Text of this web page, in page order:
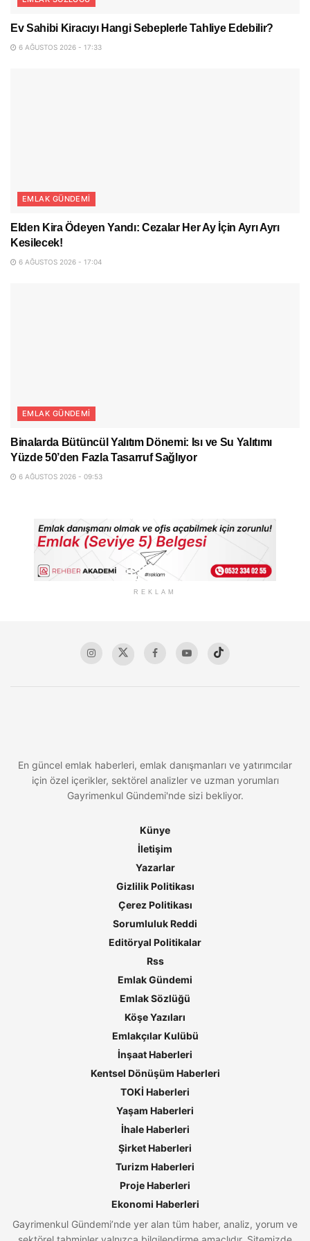
Ev Sahibi Kiracıyı Hangi Sebeplerle Tahliye Edebilir?
6 AĞUSTOS 2026 - 17:33
EMLAK GÜNDEMI
Elden Kira Ödeyen Yandı: Cezalar Her Ay İçin Ayrı Ayrı
Kesilecek!
6 AĞUSTOS 2026 - 17:04
EMLAK GÜNDEMI
Binalarda Bütüncül Yalıtım Dönemi: Isı ve Su Yalıtımı
Yüzde 50’den Fazla Tasarruf Sağlıyor
6 AĞUSTOS 2026 - 09:53
REKLAM
En güncel emlak haberleri, emlak danışmanları ve yatırımcılar
için özel içerikler, sektörel analizler ve uzman yorumları
Gayrimenkul Gündemi'nde sizi bekliyor.
Künye
İletişim
Yazarlar
Gizlilik Politikası
Çerez Politikası
Sorumluluk Reddi
Editöryal Politikalar
Rss
Emlak Gündemi
Emlak Sözlüğü
Köşe Yazıları
Emlakçılar Kulübü
İnşaat Haberleri
Kentsel Dönüşüm Haberleri
TOKİ Haberleri
Yaşam Haberleri
İhale Haberleri
Şirket Haberleri
Turizm Haberleri
Proje Haberleri
Ekonomi Haberleri
Gayrimenkul Gündemi’nde yer alan tüm haber, analiz, yorum ve